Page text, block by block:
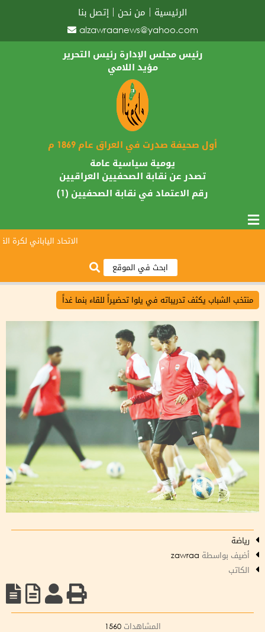
الرئيسية من نحن
إتصل بنا
alzawraanews@yahoo.com
رئيس مجلس الإدارة رئيس التحرير
مؤيد اللامي
أول صحيفة صدرت في العراق عام 1869 م
يومية سياسية عامة
تصدر عن نقابة الصحفيين العراقيين
رقم الاعتماد في نقابة الصحفيين (1)
الاتحاد الياباني لكرة
منتخب الشباب يكثف تدريباته في يلوا تحضيراً للقاء بنما غداً
رياضة
أضيف بواسطة
الكاتب
المشاهدات 1560